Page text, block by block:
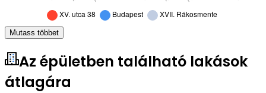
Mutass többet
Az épületben található lakások
átlagára